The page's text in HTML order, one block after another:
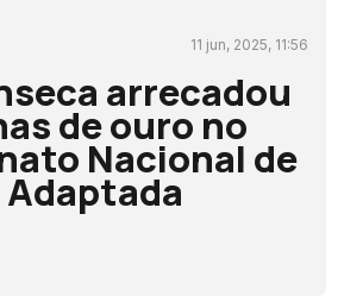
11 jun, 2025, 11:56
arrecadou
de ouro no
Nacional de